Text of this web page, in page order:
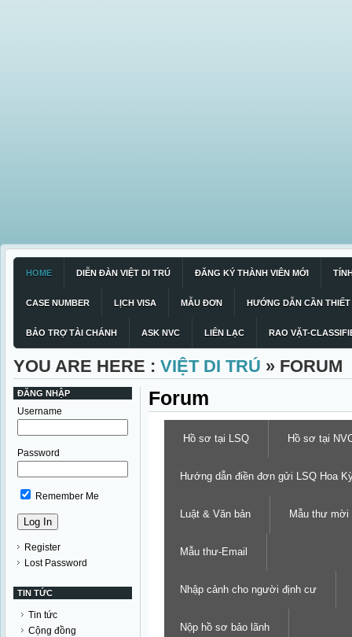
HOME DIỄN ĐÀN VIỆT DI TRÚ ĐĂNG KÝ THÀNH VIÊN MỚI
CASE NUMBER LỊCH VISA MẪU ĐƠN HƯỚNG DẪN CẦN THIẾT
BẢO TRỢ TÀI CHÁNH ASK NVC LIÊN LẠC RAO VẶT-
YOU ARE HERE : VIỆT DI TRÚ » FORUM
ĐĂNG NHẬP
Username
Password
Remember Me
Register
Lost Password
TIN TỨC
Tin tức
Cộng đồng
Forum
Hồ sơ tại LSQ Hồ sơ tại
Hướng dẫn điền đơn gửi LSQ Hoa
Luật & Văn bản Mẫu thư mời
Mẫu thư-Email
Nhập cảnh cho người định cư
Nộp hồ sơ bảo lãnh